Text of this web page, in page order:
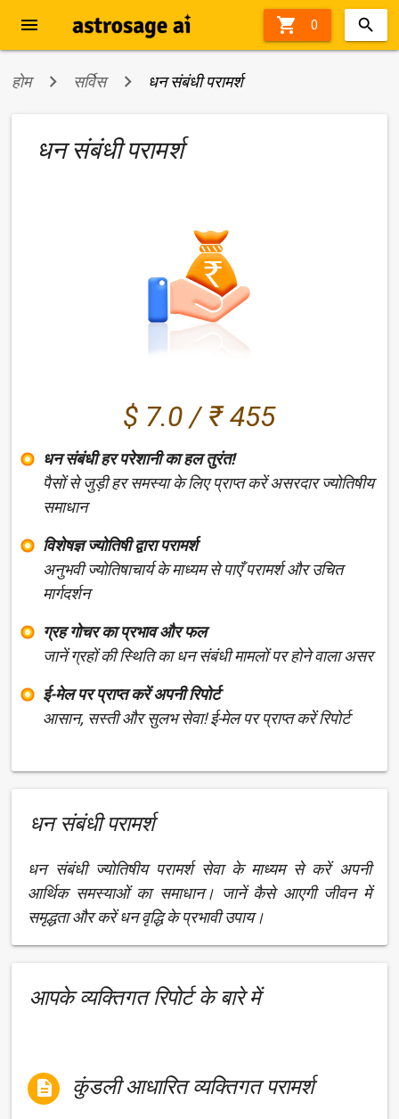
 0
menu
होम सर्विस धन संबंधी परामर्श
धन संबंधी परामर्श
$ 7.0 / ₹ 455
धन संबंधी हर परेशानी का हल तुरंत!
पैसों से जुड़ी हर समस्या के लिए प्राप्त करें असरदार ज्योतिषीय
समाधान
विशेषज्ञ ज्योतिषी द्वारा परामर्श
अनुभवी ज्योतिषाचार्य के माध्यम से पाएँ परामर्श और उचित
मार्गदर्शन
ग्रह गोचर का प्रभाव और फल
जानें ग्रहों की स्थिति का धन संबंधी मामलों पर होने वाला असर
ई-मेल पर प्राप्त करें अपनी रिपोर्ट
आसान, सस्ती और सुलभ सेवा! ई-मेल पर प्राप्त करें रिपोर्ट
धन संबंधी परामर्श
धन संबंधी ज्योतिषीय परामर्श सेवा के माध्यम से करें अपनी
आर्थिक समस्याओं का समाधान। जानें कैसे आएगी जीवन में
समृद्धता और करें धन वृद्धि के प्रभावी उपाय।
आपके व्यक्तिगत रिपोर्ट के बारे में
 कुंडली आधारित व्यक्तिगत परामर्श